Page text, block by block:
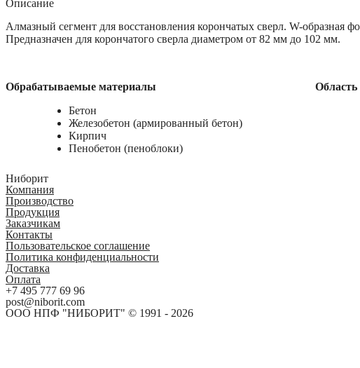
Описание
Алмазный сегмент для восстановления корончатых сверл. W-образная
Предназначен для корончатого сверла диаметром от 82 мм до 102 мм.
Обрабатываемые материалы
Бетон
Железобетон (армированный бетон)
Кирпич
Пенобетон (пеноблоки)
Ниборит
Компания
Производство
Продукция
Заказчикам
Контакты
Пользовательское соглашение
Политика конфиденциальности
Доставка
Оплата
+7 495 777 69 96
post@niborit.com
ООО НПФ "НИБОРИТ" © 1991 - 2026